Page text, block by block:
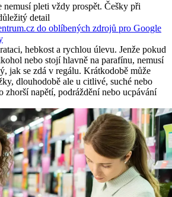
nemusí pleti vždy prospět. Češky při
detail
do oblíbených zdrojů pro Google
hebkost a rychlou úlevu. Jenže pokud
nebo stojí hlavně na parafínu, nemusí
jak se zdá v regálu. Krátkodobě může
dlouhodobě ale u citlivé, suché nebo
zhorší napětí, podráždění nebo ucpávání